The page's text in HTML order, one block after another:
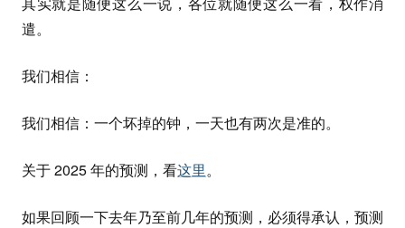
遣。
我们相信：
我们相信：一个坏掉的钟，一天也有两次是准的。
关于 2025 年的预测，看这里。
如果回顾一下去年乃至前几年的预测，必须得承认，预测